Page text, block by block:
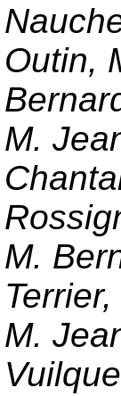
Outin,
M.
M.
M.